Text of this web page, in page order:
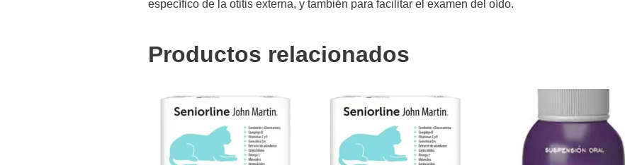
específico de la otitis externa, y también para facilitar el examen del oído.
Productos relacionados